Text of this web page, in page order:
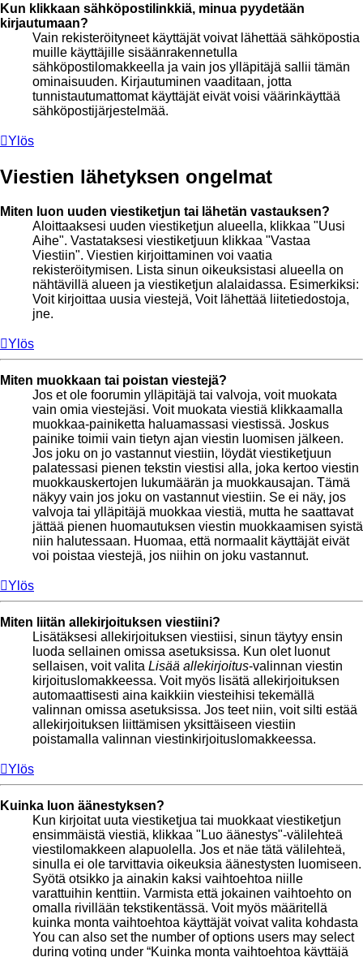
Kun klikkaan sähköpostilinkkiä, minua pyydetään
kirjautumaan?
Vain rekisteröityneet käyttäjät voivat lähettää sähköpostia
muille käyttäjille sisäänrakennetulla
sähköpostilomakkeella ja vain jos ylläpitäjä sallii tämän
ominaisuuden. Kirjautuminen vaaditaan, jotta
tunnistautumattomat käyttäjät eivät voisi väärinkäyttää
sähköpostijärjestelmää.
Ylös
Viestien lähetyksen ongelmat
Miten luon uuden viestiketjun tai lähetän vastauksen?
Aloittaaksesi uuden viestiketjun alueella, klikkaa "Uusi
Aihe". Vastataksesi viestiketjuun klikkaa "Vastaa
Viestiin". Viestien kirjoittaminen voi vaatia
rekisteröitymisen. Lista sinun oikeuksistasi alueella on
nähtävillä alueen ja viestiketjun alalaidassa. Esimerkiksi:
Voit kirjoittaa uusia viestejä, Voit lähettää liitetiedostoja,
jne.
Ylös
Miten muokkaan tai poistan viestejä?
Jos et ole foorumin ylläpitäjä tai valvoja, voit muokata
vain omia viestejäsi. Voit muokata viestiä klikkaamalla
muokkaa-painiketta haluamassasi viestissä. Joskus
painike toimii vain tietyn ajan viestin luomisen jälkeen.
Jos joku on jo vastannut viestiin, löydät viestiketjuun
palatessasi pienen tekstin viestisi alla, joka kertoo viestin
muokkauskertojen lukumäärän ja muokkausajan. Tämä
näkyy vain jos joku on vastannut viestiin. Se ei näy, jos
valvoja tai ylläpitäjä muokkaa viestiä, mutta he saattavat
jättää pienen huomautuksen viestin muokkaamisen syistä
niin halutessaan. Huomaa, että normaalit käyttäjät eivät
voi poistaa viestejä, jos niihin on joku vastannut.
Ylös
Miten liitän allekirjoituksen viestiini?
Lisätäksesi allekirjoituksen viestiisi, sinun täytyy ensin
luoda sellainen omissa asetuksissa. Kun olet luonut
sellaisen, voit valita Lisää allekirjoitus-valinnan viestin
kirjoituslomakkeessa. Voit myös lisätä allekirjoituksen
automaattisesti aina kaikkiin viesteihisi tekemällä
valinnan omissa asetuksissa. Jos teet niin, voit silti estää
allekirjoituksen liittämisen yksittäiseen viestiin
poistamalla valinnan viestinkirjoituslomakkeessa.
Ylös
Kuinka luon äänestyksen?
Kun kirjoitat uuta viestiketjua tai muokkaat viestiketjun
ensimmäistä viestiä, klikkaa "Luo äänestys"-välilehteä
viestilomakkeen alapuolella. Jos et näe tätä välilehteä,
sinulla ei ole tarvittavia oikeuksia äänestysten luomiseen.
Syötä otsikko ja ainakin kaksi vaihtoehtoa niille
varattuihin kenttiin. Varmista että jokainen vaihtoehto on
omalla rivillään tekstikentässä. Voit myös määritellä
kuinka monta vaihtoehtoa käyttäjät voivat valita kohdasta
You can also set the number of options users may select
during voting under “Kuinka monta vaihtoehtoa käyttäjä